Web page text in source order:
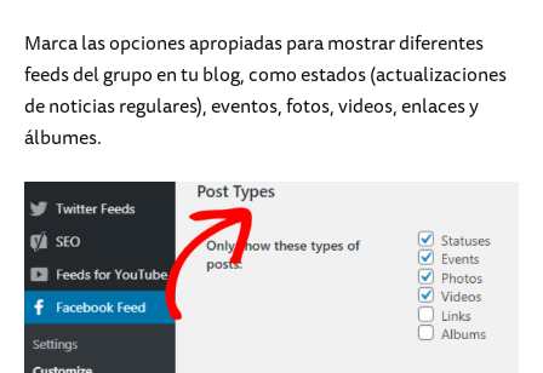
Marca las opciones apropiadas para mostrar diferentes
feeds del grupo en tu blog, como estados (actualizaciones
de noticias regulares), eventos, fotos, videos, enlaces y
álbumes.